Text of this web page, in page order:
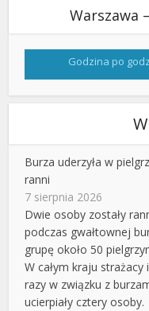
Warszawa
Godzina po
Burza uderzyła w
ranni
7 sierpnia 2026
Dwie osoby zostały
podczas gwałtownej
grupę około 50
W całym kraju
razy w związku z
ucierpiały cztery osoby.